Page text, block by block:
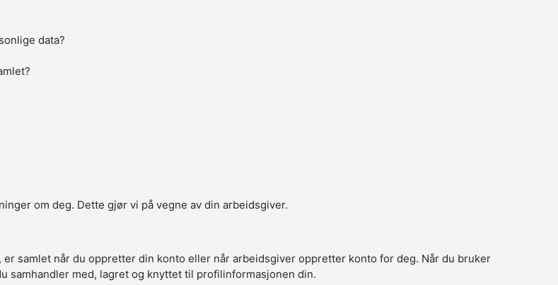
data?
om deg. Dette gjør vi på vegne av din arbeidsgiver.
samlet når du oppretter din konto eller når arbeidsgiver oppretter konto for deg. Når du bruker
samhandler med, lagret og knyttet til profilinformasjonen din.